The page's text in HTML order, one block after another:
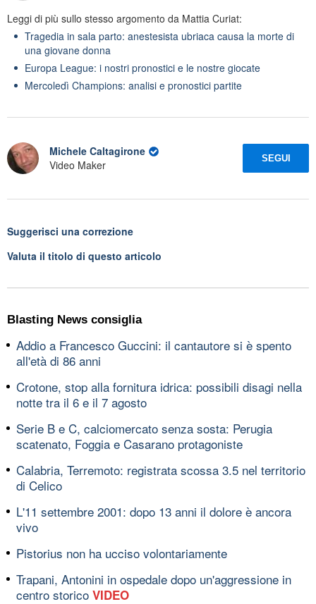
Leggi di più sullo stesso argomento da Mattia Curiat:
Tragedia in sala parto: anestesista ubriaca causa la morte di
una giovane donna
Europa League: i nostri pronostici e le nostre giocate
Mercoledì Champions: analisi e pronostici partite
Michele Caltagirone
Video Maker
SEGUI
Suggerisci una correzione
Valuta il titolo di questo articolo
Blasting News consiglia
Addio a Francesco Guccini: il cantautore si è spento
all'età di 86 anni
Crotone, stop alla fornitura idrica: possibili disagi nella
notte tra il 6 e il 7 agosto
Serie B e C, calciomercato senza sosta: Perugia
scatenato, Foggia e Casarano protagoniste
Calabria, Terremoto: registrata scossa 3.5 nel territorio
di Celico
L'11 settembre 2001: dopo 13 anni il dolore è ancora
vivo
Pistorius non ha ucciso volontariamente
Trapani, Antonini in ospedale dopo un'aggressione in
centro storico VIDEO